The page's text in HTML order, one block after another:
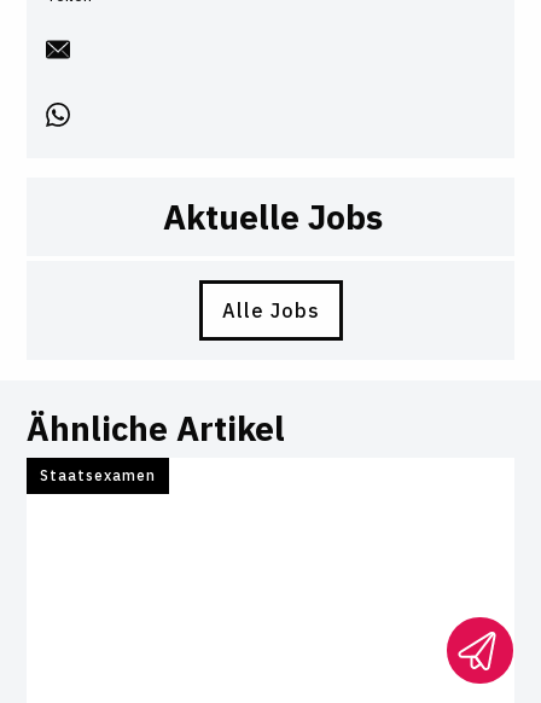
Aktuelle Jobs
Alle Jobs
Ähnliche Artikel
Staatsexamen